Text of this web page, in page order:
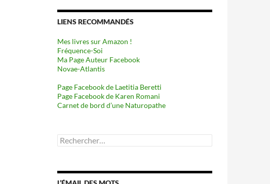
LIENS RECOMMANDÉS
Mes livres sur Amazon !
Fréquence-Soi
Ma Page Auteur Facebook
Novae-Atlantis
Page Facebook de Laetitia Beretti
Page Facebook de Karen Romani
Carnet de bord d’une Naturopathe
Rechercher :